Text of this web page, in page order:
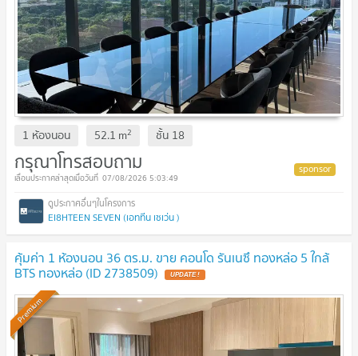
1 ห้องนอน 52.1 m2 ชั้น 18
กรุณาโทรสอบถาม
07/08/2026 5:03:49
EI8HTEEN SEVEN (เอททีน เซเว่น )
คุ้มค่า 1 ห้องนอน 36 ตร.ม. ขาย คอนโด รันเนซึ ทองหล่อ 5 ใกล้
BTS ทองหล่อ (ID 2738509) UPDATE !
Premium